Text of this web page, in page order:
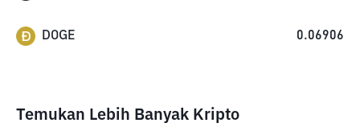
DOGE 0.06906
Temukan Lebih Banyak Kripto